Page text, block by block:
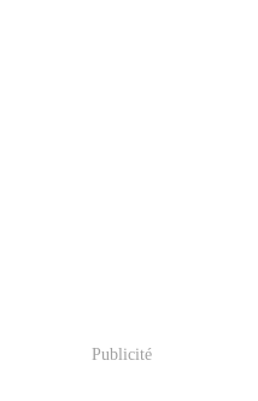
Publicité